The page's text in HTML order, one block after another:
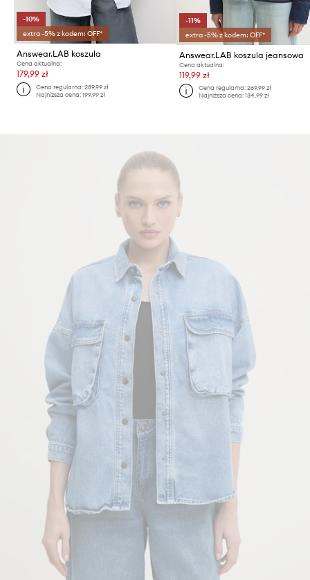
-10%
extra -5% z kodem: OFF*
Answear.LAB koszula
Cena aktualna:
179,99 zł
Cena regularna:289,99 zł
Najniższa cena:199,99 zł
-11%
extra -5% z kodem: OFF*
Answear.LAB koszula jeansowa
Cena aktualna:
119,99 zł
Cena regularna: 269,99 zł
Najniższa cena: 134,99 zł